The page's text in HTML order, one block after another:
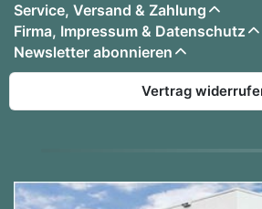
Service, Versand & Zahlung
Firma, Impressum & Datenschutz
Newsletter abonnieren
Vertrag